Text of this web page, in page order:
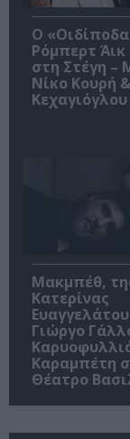
O
Ρόμπερτ Άικ
στη Στέγη –
Νίκο Κουρή
Κεχαγιόγλου
Μακμπέθ,
Κατερίνας
Γιώργο
Καραμπέτη
Θέατρο